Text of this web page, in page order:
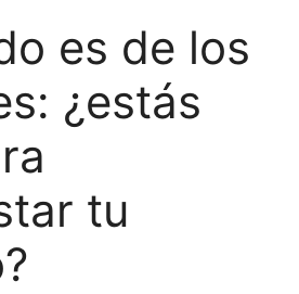
es de los
¿estás
tu